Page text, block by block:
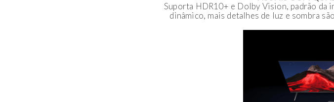
Suporta HDR10+ e Dolby Vision, padrão da
dinâmico, mais detalhes de luz e sombra